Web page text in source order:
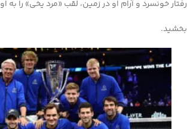
رفتار خونسرد و آرام او در زمین، لقب «مرد یخی» را به او
بخشید.